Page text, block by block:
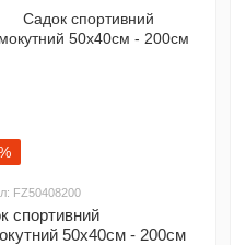
FZ50408200
спортивний
50x40cм - 200cм